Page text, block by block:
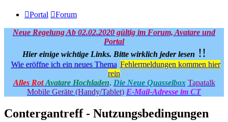
Portal Forum
Neue Regelung Ab 02.02.2020 gültig im Forum, Avatare und
Portal
Hier einige wichtige Links. Bitte wirklich jeder lesen !!
Wie eröffne ich ein neues Thema Fehlermeldungen kommen hier
rein
Alles Rot Avatare Hochladen. Die Neue Quasselbox Tapatalk
Mobile Geräte (Handy/Tablet) E-Mail-Adresse im CT
Contergantreff - Nutzungsbedingungen